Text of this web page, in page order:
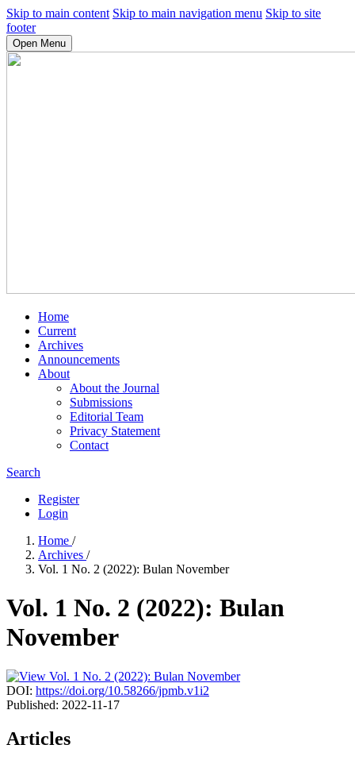
Skip to main content Skip to main navigation menu Skip to site
footer
Open Menu
Home
Current
Archives
Announcements
About
About the Journal
Submissions
Editorial Team
Privacy Statement
Contact
Search
Register
Login
Home /
Archives /
Vol. 1 No. 2 (2022): Bulan November
Vol. 1 No. 2 (2022): Bulan
November
DOI: https://doi.org/10.58266/jpmb.v1i2
Published: 2022-11-17
Articles